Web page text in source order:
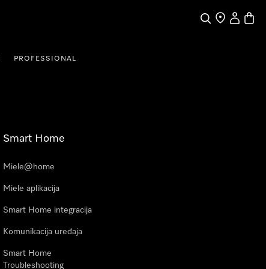
PretragaTraženjeKorisnički
PROFESSIONAL
Smart Home
Miele@home
Miele aplikacija
Smart Home integracija
Komunikacija uređaja
Smart Home
Troubleshooting